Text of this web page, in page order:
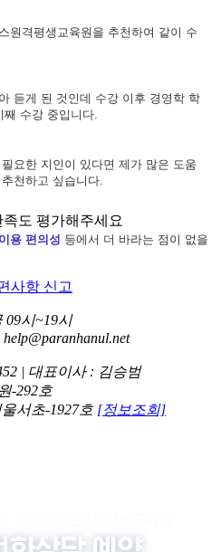
원격평생교육원을 추천하여 같이 수
듣게 된 것인데 수강 이후 경영학 학
째 수강 중입니다.
요한 지인이 있다면 제가 많은 도움
천하고 싶습니다.
도 평가해주세요
이용 편의성 등에서 더 바라는 점이 없을
사항 신고
09시~19시
| 대표이사 : 김승범
-292호
서초-1927호 [정보조회]